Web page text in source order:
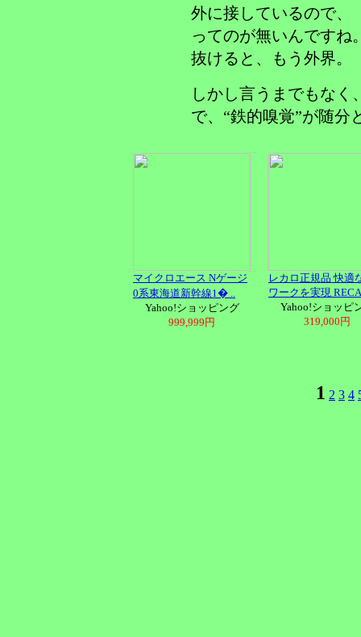
外に接しているので、
ってのが無いんですね
抜けると、もう外界。
しかし言うまでもなく
で、“鉄的嗅覚”が随分
マイクロエース Nゲージ
0系東海道新幹線1� ..
Yahoo!ショッピング
999,999円
レカロ正規品 快適
ワークを実現
Yahoo!ショッピ
319,000円
1 2 3 4